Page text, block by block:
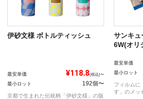
伊砂文様 ボトルティッシュ
最安単価 ¥118.8(税込)〜
最小ロット 192個〜
京都で生まれた伝統柄「伊砂文様」の版
サンキュ
6W(オリ
最安単価
最小ロット
フィルムに
す」のメッ